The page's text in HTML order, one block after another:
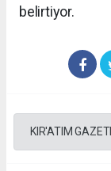
belirtiyor.
KIR'ATIM